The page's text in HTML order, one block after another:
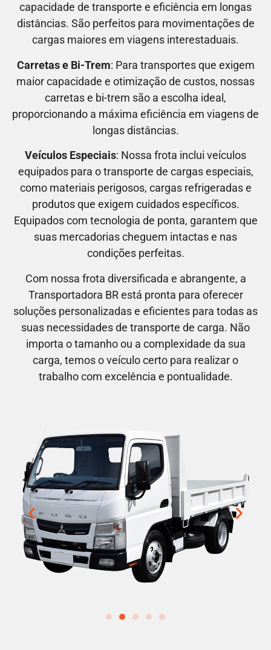
capacidade de transporte e eficiência em longas
distâncias. São perfeitos para movimentações de
cargas maiores em viagens interestaduais.
Carretas e Bi-Trem: Para transportes que exigem
maior capacidade e otimização de custos, nossas
carretas e bi-trem são a escolha ideal,
proporcionando a máxima eficiência em viagens de
longas distâncias.
Veículos Especiais: Nossa frota inclui veículos
equipados para o transporte de cargas especiais,
como materiais perigosos, cargas refrigeradas e
produtos que exigem cuidados específicos.
Equipados com tecnologia de ponta, garantem que
suas mercadorias cheguem intactas e nas
condições perfeitas.
Com nossa frota diversificada e abrangente, a
Transportadora BR está pronta para oferecer
soluções personalizadas e eficientes para todas as
suas necessidades de transporte de carga. Não
importa o tamanho ou a complexidade da sua
carga, temos o veículo certo para realizar o
trabalho com excelência e pontualidade.